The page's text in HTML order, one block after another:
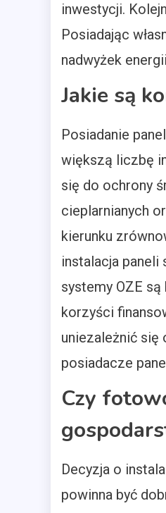
inwestycji.
Posiadając
nadwyżek
Jakie są
Posiadanie
większą liczbę
się do ochrony
cieplarnianych
kierunku
instalacja
systemy OZE
korzyści
uniezależnić się
posiadacze
Czy
Decyzja o
powinna być